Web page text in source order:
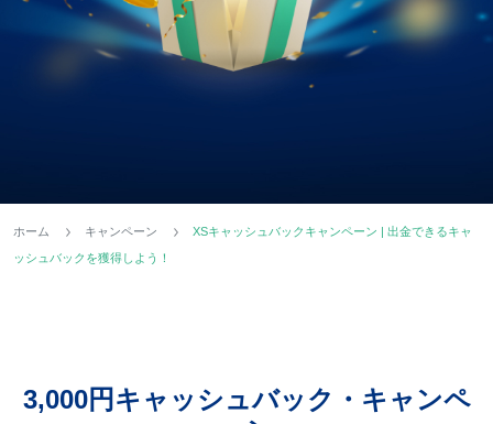
ホーム キャンペーン
XSキャッシュバックキャンペーン | 出金できるキャ
ッシュバックを獲得しよう！
3,000円キャッシュバック・キャンペ